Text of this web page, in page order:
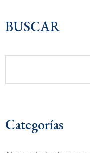
BUSCAR
Categorías